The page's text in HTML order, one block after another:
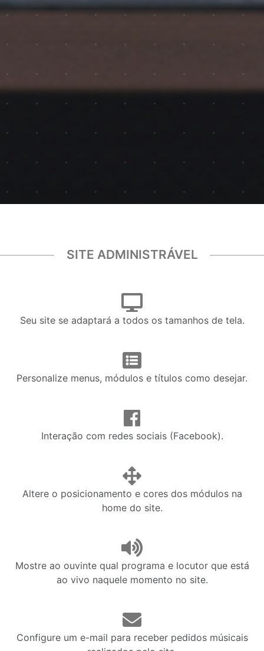
SITE ADMINISTRÁVEL
Seu site se adaptará a todos os tamanhos de tela.
Personalize menus, módulos e títulos como desejar.
Interação com redes sociais (Facebook).
Altere o posicionamento e cores dos módulos na
home do site.
Mostre ao ouvinte qual programa e locutor que está
ao vivo naquele momento no site.
Configure um e-mail para receber pedidos músicais